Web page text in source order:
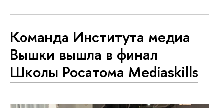
Команда Института медиа
Вышки вышла в финал
Школы Росатома Mediaskills